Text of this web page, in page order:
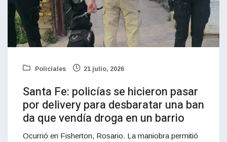
Policiales 21 julio, 2026
Santa Fe: policías se hicieron pasar
por delivery para desbaratar una ban
da que vendía droga en un barrio
Ocurrió en Fisherton, Rosario. La maniobra permitió